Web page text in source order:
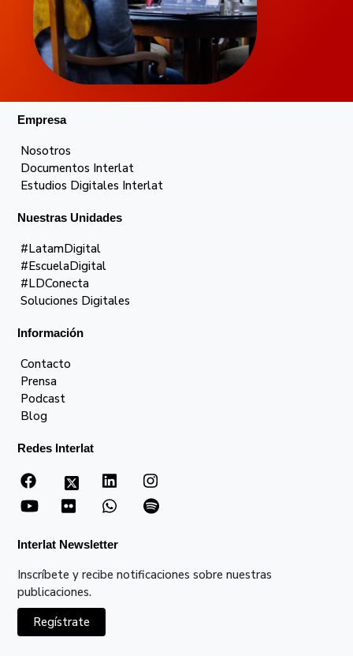
Empresa
Nosotros
Documentos Interlat
Estudios Digitales Interlat
Nuestras Unidades
#LatamDigital
#EscuelaDigital
#LDConecta
Soluciones Digitales
Información
Contacto
Prensa
Podcast
Blog
Redes Interlat
Interlat Newsletter
Inscríbete y recibe notificaciones sobre nuestras
publicaciones.
Regístrate